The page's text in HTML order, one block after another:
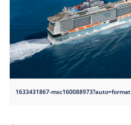
1633431867-msc160088973?auto=format